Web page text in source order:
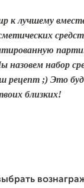
к лучшему
назовем набор
рецепт ;) Это
близких!